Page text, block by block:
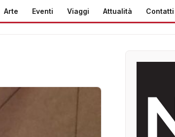
Arte Eventi Viaggi Attualità Contatti